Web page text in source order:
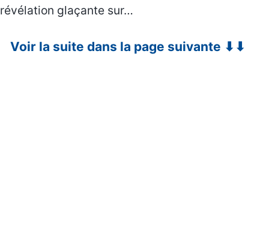
révélation glaçante sur…
Voir la suite dans la page suivante ⬇⬇